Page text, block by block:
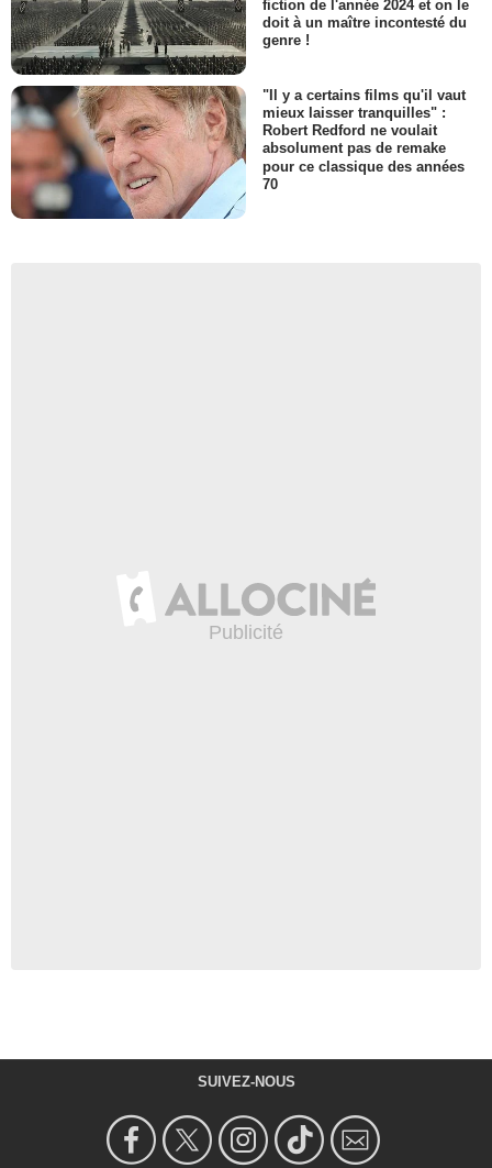
fiction de l'année 2024 et on le
doit à un maître incontesté du
genre !
"Il y a certains films qu'il vaut
mieux laisser tranquilles" :
Robert Redford ne voulait
absolument pas de remake
pour ce classique des années
70
SUIVEZ-NOUS